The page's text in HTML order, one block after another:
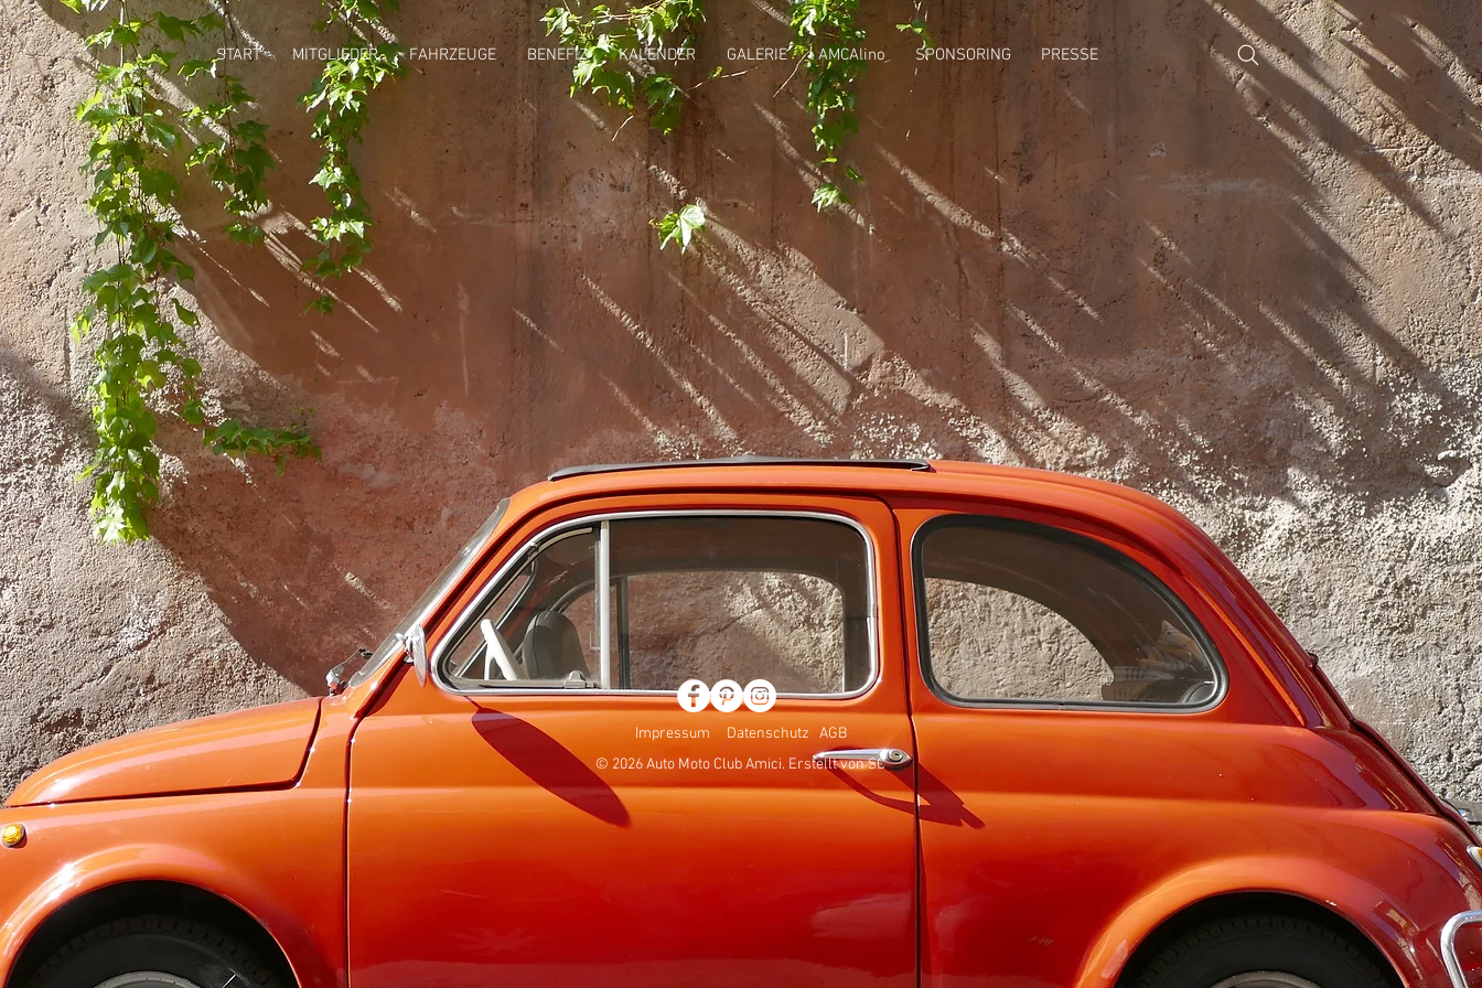
START MITGLIEDER FAHRZEUGE BENEFIZ KALENDER GALERIE AMCAlino SPONSORING PRESSE
Impressum Datenschutz AGB
© 2026 Auto Moto Club Amici. Erstellt von SC